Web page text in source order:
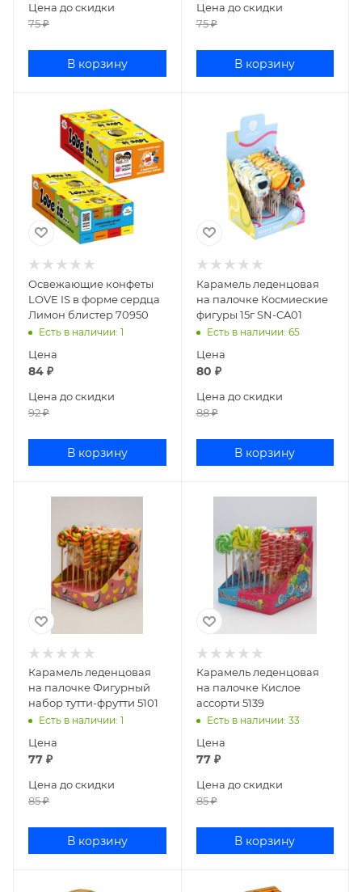
Цена до скидки
75₽
В корзину
Цена до скидки
75₽
В корзину
Освежающие конфеты
LOVE IS в форме сердца
Лимон блистер 70950
Есть в наличии: 1
Цена
84 ₽
Цена до скидки
92₽
В корзину
Карамель леденцовая
на палочке Космиеские
фигуры 15г SN-CA01
Есть в наличии: 65
Цена
80 ₽
Цена до скидки
88₽
В корзину
Карамель леденцовая
на палочке Фигурный
набор тутти-фрутти 5101
Есть в наличии: 1
Цена
77 ₽
Цена до скидки
85₽
В корзину
Карамель леденцовая
на палочке Кислое
ассорти 5139
Есть в наличии: 33
Цена
77₽
Цена до скидки
85₽
В корзину